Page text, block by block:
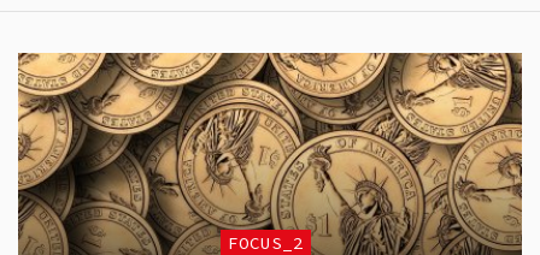
FOCUS_2